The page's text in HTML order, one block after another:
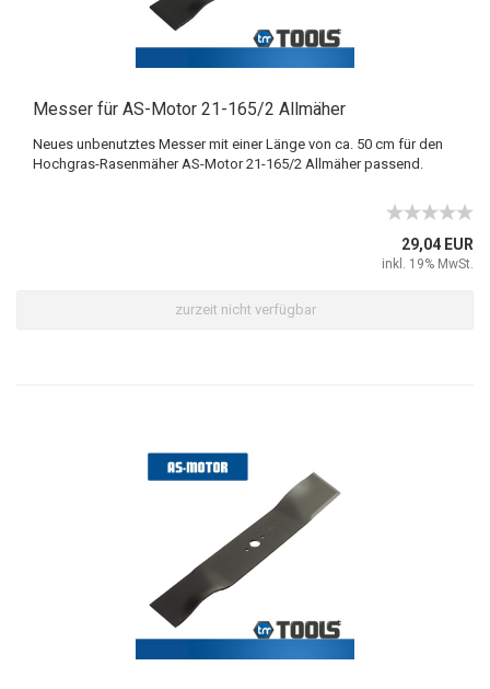
Messer für AS-Motor 21-165/2 Allmäher
Neues unbenutztes Messer mit einer Länge von ca. 50 cm für den
Hochgras-Rasenmäher AS-Motor 21-165/2 Allmäher passend.
29,04 EUR
inkl. 19% MwSt.
zurzeit nicht verfügbar